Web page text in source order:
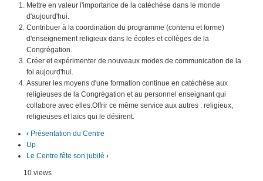
Mettre en valeur l'importance de la catéchèse dans le monde
d'aujourd'hui.
Contribuer à la coordination du programme (contenu et forme)
d'enseignement religieux dans le écoles et collèges de la
Congrégation.
Créer et expérimenter de nouveaux modes de communication de la
foi aujourd'hui.
Assurer les moyens d'une formation continue en catéchèse aux
religieuses de la Congrégation et au personnel enseignant qui
collabore avec elles.Offrir ce même service aux autres : religieux,
religieuses et laïcs qui le désirent.
‹ Présentation du Centre
Up
Le Centre fête son jubilé ›
10 views